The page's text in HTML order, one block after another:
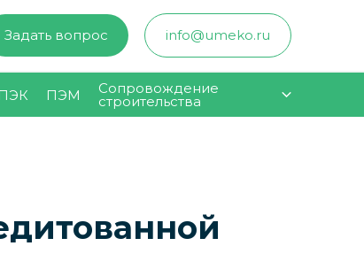
Задать вопрос info@umeko.ru
ПЭМ Сопровождение
строительства